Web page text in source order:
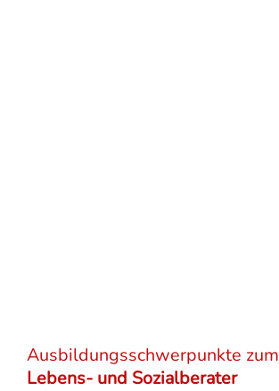
Ausbildungsschwerpunkte zum
Lebens- und Sozialberater